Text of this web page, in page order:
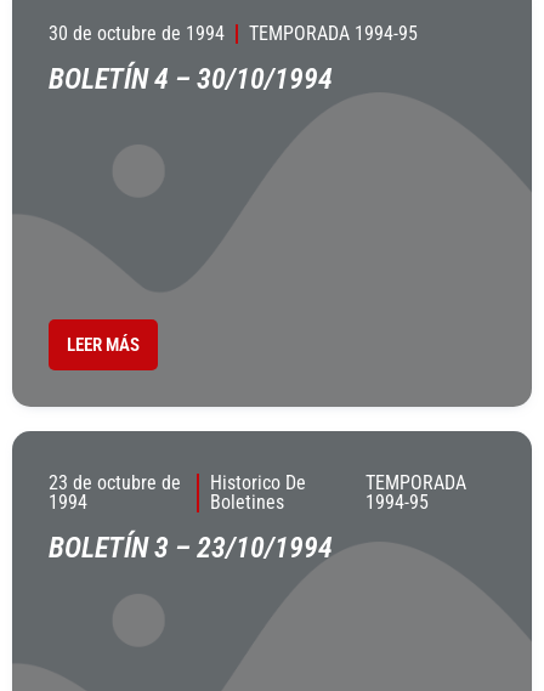
30 de octubre de 1994 TEMPORADA 1994-95
BOLETÍN 4 – 30/10/1994
LEER MÁS
23 de octubre de
1994
Historico De
Boletines
TEMPORADA
1994-95
BOLETÍN 3 – 23/10/1994